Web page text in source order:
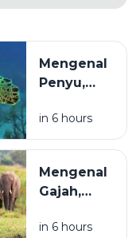
Mengenal
Penyu,
Samudra
yang
Punah dan
Perlu
in 6 hours
Mengenal
Gajah,
Darat
in 6 hours